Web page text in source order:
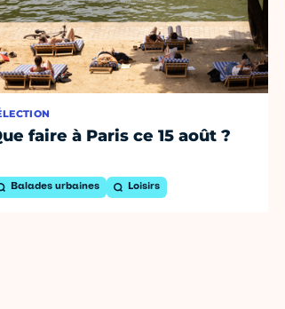
faire à Paris ce 15 août ?
Balades urbaines Loisirs